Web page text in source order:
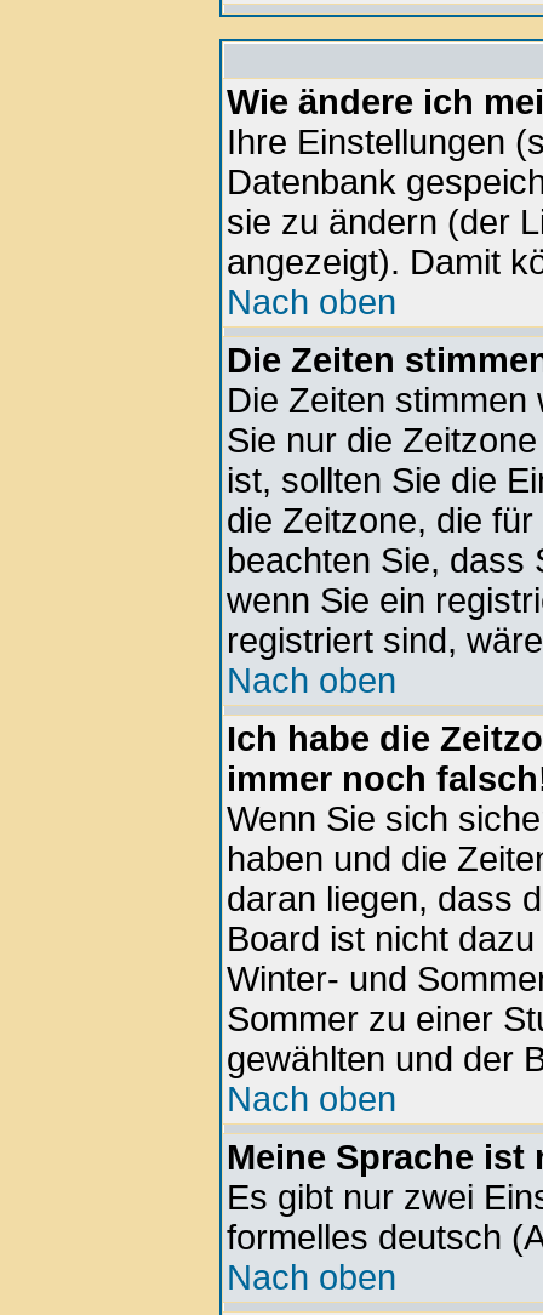
Wie ändere ich
Ihre Einstellungen
Datenbank
sie zu ändern (der
angezeigt). Damit
Nach oben
Die Zeiten
Die Zeiten
Sie nur die
ist, sollten Sie die
die Zeitzone, die
beachten Sie, dass
wenn Sie ein
registriert sind,
Nach oben
Ich habe die
immer noch
Wenn Sie sich
haben und die
daran liegen, dass
Board ist nicht
Winter- und
Sommer zu einer
gewählten und der
Nach oben
Meine Sprache
Es gibt nur zwei
formelles deutsch
Nach oben